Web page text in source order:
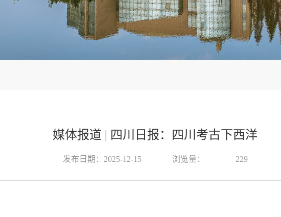
媒体报道 | 四川日报：四川考古下西洋
发布日期：2025-12-15 浏览量： 229